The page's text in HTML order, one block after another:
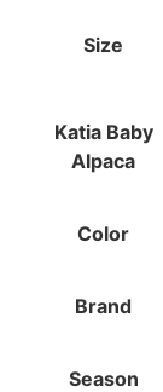
Size
Katia Baby
Alpaca
Color
Brand
Season